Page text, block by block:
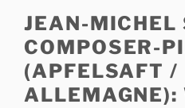
content
JEAN-MICHEL
COMPOSER-
(APFELSAFT /
ALLEMAGNE):